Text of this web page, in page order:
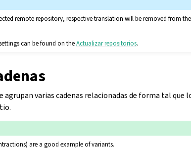
remote repository, respective translation will be removed from
can be found on theActualizar repositorios.
agrupan varias cadenas relacionadas de forma tal que
are a good example of variants.